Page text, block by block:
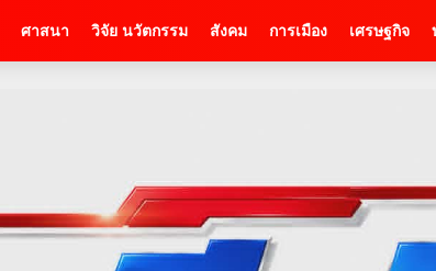
ศาสนา วิจัย นวัตกรรม สังคม การเมือง เศรษฐกิจ